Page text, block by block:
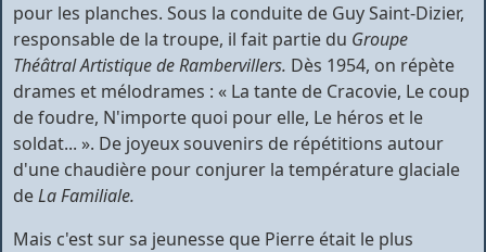
pour les planches. Sous la conduite de Guy Saint-Dizier,
responsable de la troupe, il fait partie du Groupe
Théâtral ArtistiquedeRambervillers. Dès 1954, on répète
drames et mélodrames : « La tante de Cracovie, Le coup
de foudre, N'importe quoi pour elle, Le héros et le
soldat... ». De joyeux souvenirs de répétitions autour
d'une chaudière pour conjurer la température glaciale
deLaFamiliale.
Mais c'est sur sa jeunesse que Pierre était le plus